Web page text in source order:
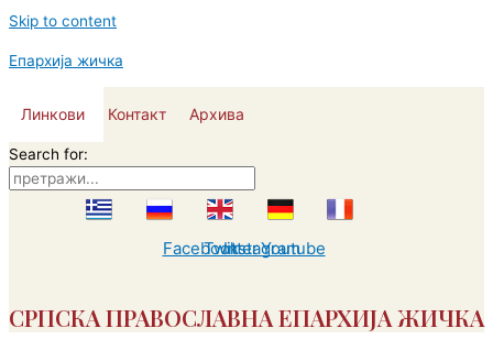
Skip to content
Епархија жичка
Линкови Контакт Архива
Search for:
Facebook
Twitter
Instagram
Youtube
СРПСКА ПРАВОСЛАВНА ЕПАРХИЈА ЖИЧКА